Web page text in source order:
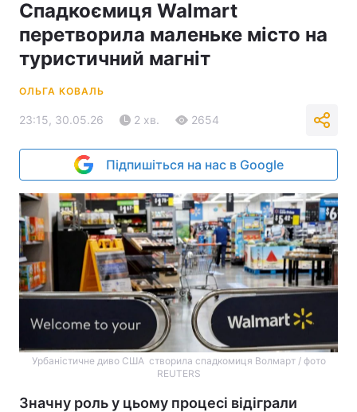
Спадкоємиця Walmart
перетворила маленьке місто на
туристичний магніт
ОЛЬГА КОВАЛЬ
23:15, 30.05.26 2 хв. 2654
Підпишіться на нас в Google
Урбаністичне диво США створила спадкомиця Волмарт / фото
REUTERS
Значну роль у цьому процесі відіграли